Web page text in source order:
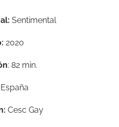
Sentimental
2020
: 82 min.
España
Cesc Gay